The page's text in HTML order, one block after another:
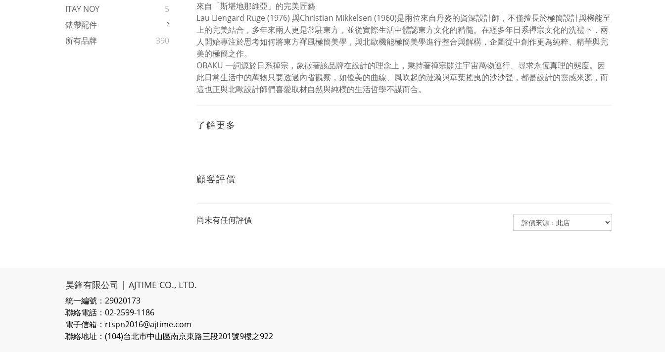
ITAY NOY
5
錶帶配件
所有品牌
390
來自「斯堪地那維亞」的完美匠藝
Lau Liengard Ruge (1976) 與Christian Mikkelsen (1960)是兩位來自丹麥的資深設計師，不僅擅長於極簡設計與機能至
上的完美結合，多年來兩人更是常駐東方，並從實際生活中體認東方文化的精髓。在經多年日系禪宗文化的洗禮下，兩
人開始專注於思考如何將東方禪風極簡美學，與北歐機能極簡美學進行整合與解構，企圖從中創作更為純粹、精華與完
美的極簡之作。
OBAKU 一詞源於日系禪宗，象徵著該品牌在設計的理念上，秉持著禪宗關注宇宙萬物運行、尋求永恆真理的態度。因
此日常生活中的萬物只要透過內省觀察，如優美的曲線、風吹起的漣漪與草葉搖曳的沙沙聲，都是設計的靈感來源，而
這也正與北歐設計師們喜愛取材自然與純樸的生活哲學不謀而合。
了解更多
顧客評價
尚未有任何評價
昊鋒有限公司 | AJTIME CO., LTD.
統一編號：29020173
聯絡電話：02-2599-1186
電子信箱：rtspn2016@ajtime.com
聯絡地址：(104)台北市中山區南京東路三段201號9樓之922